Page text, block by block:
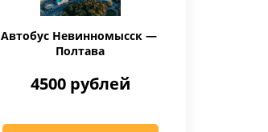
Автобус Невинномысск —
Полтава
4500 рублей